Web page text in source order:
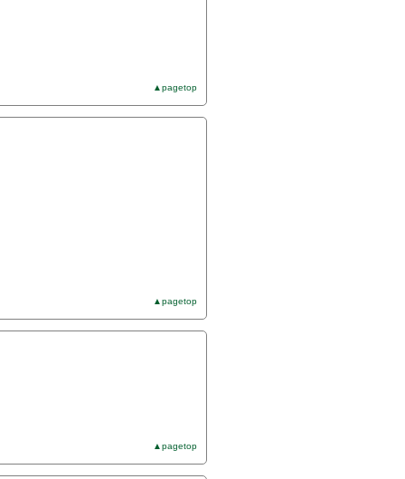
▲pagetop
▲pagetop
▲pagetop